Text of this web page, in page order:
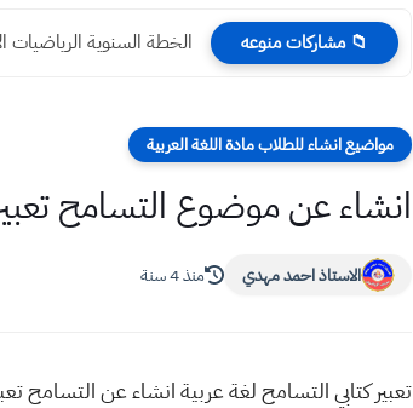
📁 مشاركات منوعه الخطة السنوية الرياضيات الأول
مواضيع انشاء للطلاب مادة اللغة العربية
انشاء عن موضوع التسامح
الاستاذ احمد مهدي منذ 4 سنة
تعبير كتابي التسامح لغة عربية انشاء عن التسامح